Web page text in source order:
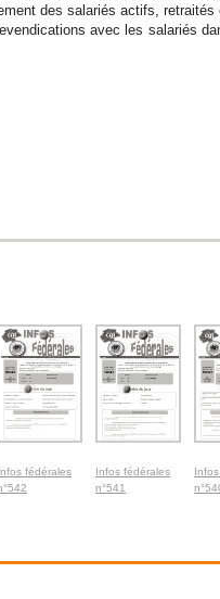
des salariés actifs, retraités
avec les salariés
fédérales
Infos fédérales
n°541